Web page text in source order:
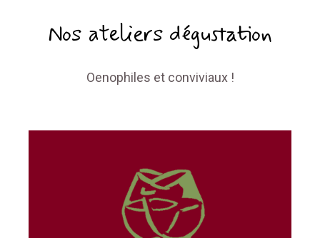
Nos ateliers dégustation​
Oenophiles et conviviaux !